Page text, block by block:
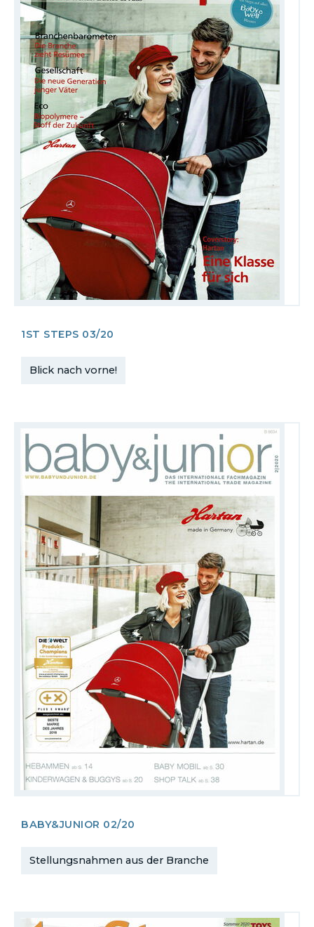
1ST STEPS 03/20
Blick nach vorne!
BABY&JUNIOR 02/20
Stellungsnahmen aus der Branche